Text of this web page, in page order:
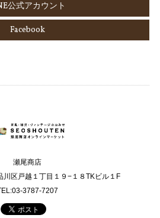
公式アカウント
Facebook
瀬尾商店
区戸越１丁目１９−１８TKビル１F
3787-7207